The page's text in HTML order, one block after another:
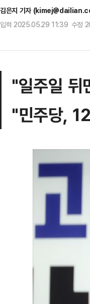
김은지 기자
입력 2025.05.29 11:39 수정
"일주일 뒤
"민주당,